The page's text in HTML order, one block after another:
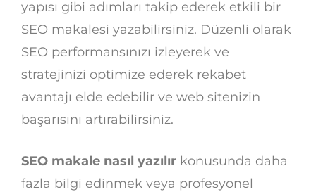
yapısı gibi adımları takip ederek etkili bir
SEO makalesi yazabilirsiniz. Düzenli olarak
SEO performansınızı izleyerek ve
stratejinizi optimize ederek rekabet
avantajı elde edebilir ve web sitenizin
başarısını artırabilirsiniz.
SEO makale nasıl yazılır konusunda daha
fazla bilgi edinmek veya profesyonel